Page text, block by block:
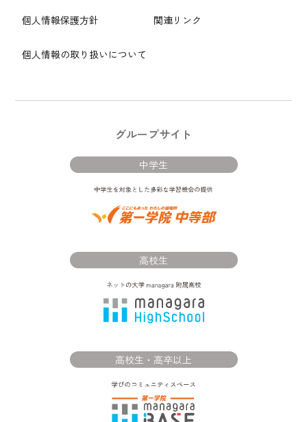
個人情報保護方針
個人情報の取り扱いについて
関連リンク
グループサイト
中学生
高校生
高校生・高卒以上